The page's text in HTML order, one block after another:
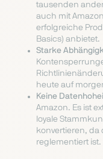
tausenden
auch mit
erfolgreiche
Basics) anbietet.
Starke
heute auf
Keine
Amazon. Es ist
loyale
konvertieren, da
reglementiert ist.